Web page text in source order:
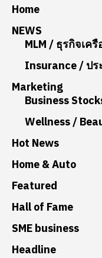
Home
NEWS
MLM / ธุรกิจเค
Insurance / ป
Marketing
Business
Wellness /
Hot News
Home & Auto
Featured
Hall of Fame
SME business
Headline